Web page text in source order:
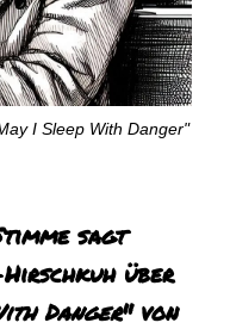
I Sleep With Danger"
sagt
über
Danger" von